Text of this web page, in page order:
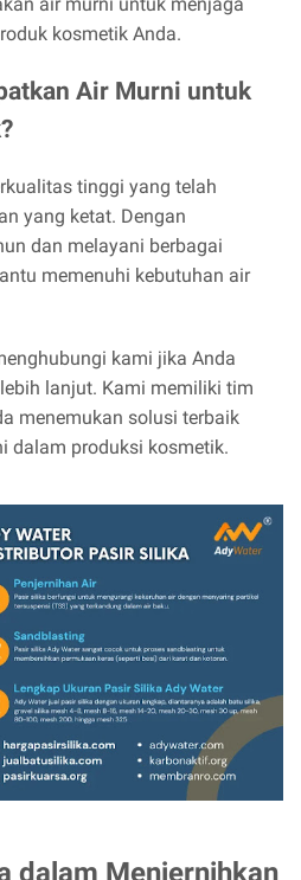
kosmetik Anda.
Air Murni untuk
tinggi yang telah
yang ketat. Dengan
dan melayani berbagai
memenuhi kebutuhan air
kami jika Anda
lanjut. Kami memiliki tim
menemukan solusi terbaik
dalam produksi kosmetik.